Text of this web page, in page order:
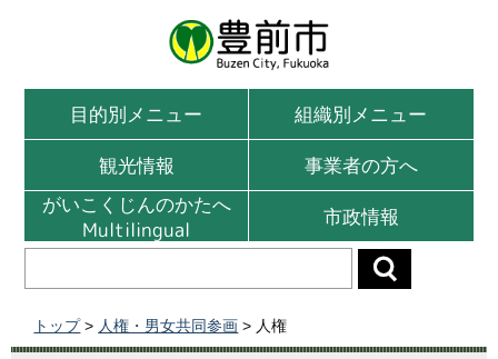
目的別メニュー
組織別メニュー
観光情報
事業者の方へ
がいこくじんのかたへ
Multilingual
市政情報
トップ > 人権・男女共同参画 > 人権